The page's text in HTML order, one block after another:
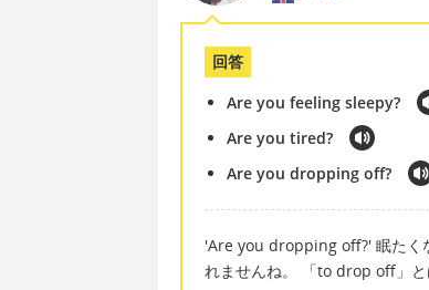
回答
Are you feeling sleepy?
Are you tired?
Are you dropping off?
'Are you dropping off?' 眠たく
れませんね。 「to drop off」と